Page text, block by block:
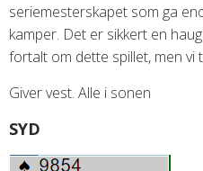
seriemesterskapet som ga
kamper. Det er sikkert en
fortalt om dette spillet, men vi
Giver vest. Alle i sonen
SYD